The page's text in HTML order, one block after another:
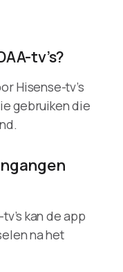
tv’s?
Hisense-tv’s
gebruiken die
kan de app
na het